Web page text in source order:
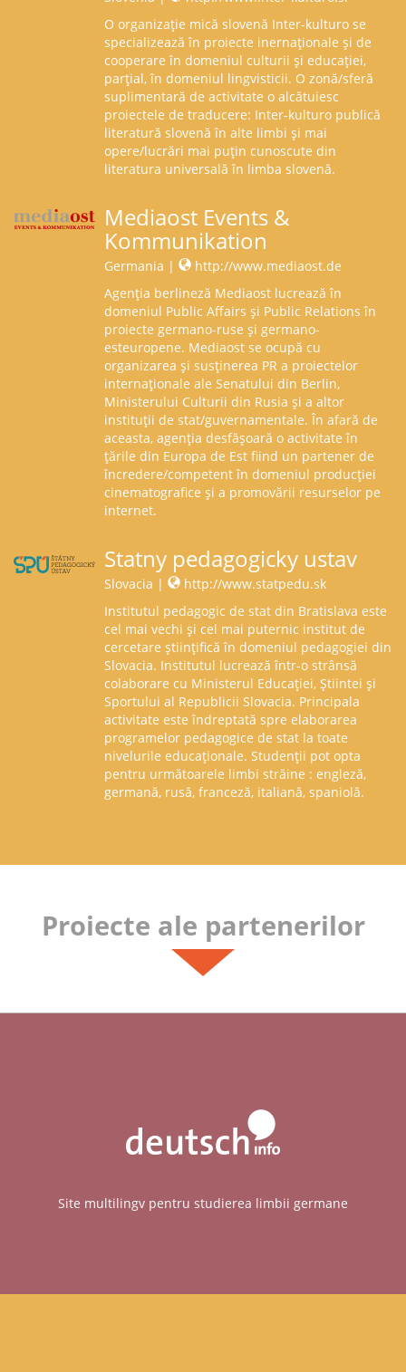
O organizație mică slovenă Inter-kulturo se
specializează în proiecte inernaționale și de
cooperare în domeniul culturii și educației,
parțial, în domeniul lingvisticii. O zonă/sferă
suplimentară de activitate o alcătuiesc
proiectele de traducere: Inter-kulturo publică
literatură slovenă în alte limbi și mai
opere/lucrări mai puțin cunoscute din
literatura universală în limba slovenă.
Mediaost Events &
Kommunikation
Germania |
http://www.mediaost.de
Agenția berlineză Mediaost lucrează în
domeniul Public Affairs și Public Relations în
proiecte germano-ruse și germano-
esteuropene. Mediaost se ocupă cu
organizarea și susținerea PR a proiectelor
internaționale ale Senatului din Berlin,
Ministerului Culturii din Rusia și a altor
instituții de stat/guvernamentale. În afară de
aceasta, agenția desfășoară o activitate în
țările din Europa de Est fiind un partener de
încredere/competent în domeniul producției
cinematografice și a promovării resurselor pe
internet.
Statny pedagogicky ustav
Slovacia |
http://www.statpedu.sk
Institutul pedagogic de stat din Bratislava este
cel mai vechi și cel mai puternic institut de
cercetare științifică în domeniul pedagogiei din
Slovacia. Institutul lucrează într-o strânsă
colaborare cu Ministerul Educației, Ştiintei şi
Sportului al Republicii Slovacia. Principala
activitate este îndreptată spre elaborarea
programelor pedagogice de stat la toate
nivelurile educaționale. Studenții pot opta
pentru următoarele limbi străine : engleză,
germană, rusă, franceză, italiană, spaniolă.
Proiecte ale partenerilor
Site multilingv pentru studierea limbii germane